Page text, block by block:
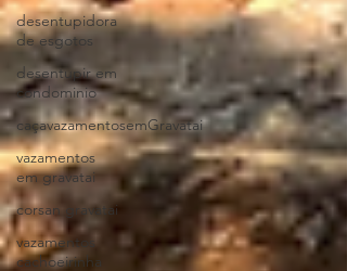
desentupidora
de esgotos
desentupir em
condominio
caçavazamentosemGravatai
vazamentos
em gravatai
corsan gravatai
vazamentos
cachoeirinha